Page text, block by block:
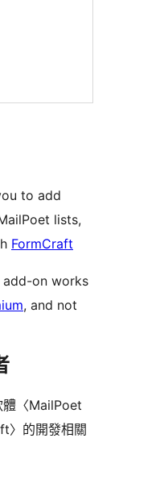
to add
lists,
FormCraft
add-on works
, and not
體〈MailPoet
〉的開發相關